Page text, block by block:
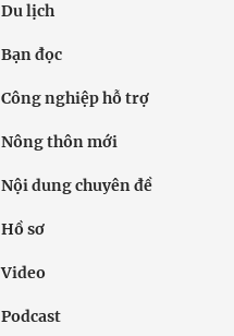
Du lịch
Bạn đọc
Công nghiệp hỗ trợ
Nông thôn mới
Nội dung chuyên đề
Hồ sơ
Video
Podcast